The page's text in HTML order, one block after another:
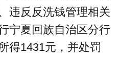
违反反洗钱管理相关
宁夏回族自治区分行
得1431元，并处罚